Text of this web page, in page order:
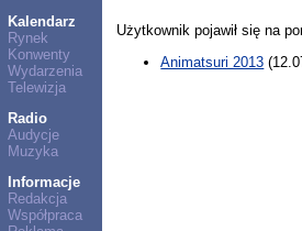
Kalendarz
Rynek
Konwenty
Wydarzenia
Telewizja
Radio
Audycje
Muzyka
Informacje
Redakcja
Współpraca
Użytkownik pojawił się na
Animatsuri 2013